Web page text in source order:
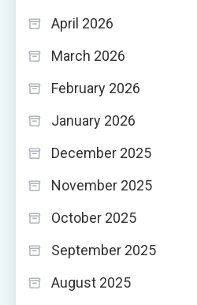
April 2026
March 2026
February 2026
January 2026
December 2025
November 2025
October 2025
September 2025
August 2025